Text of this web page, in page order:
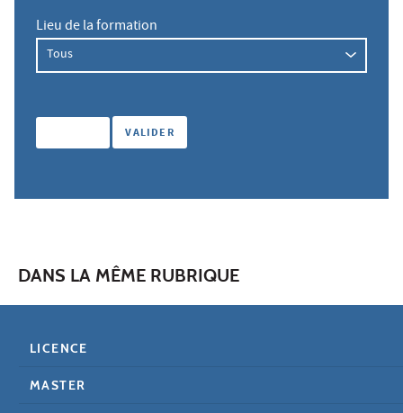
Lieu de la formation
DANS LA MÊME RUBRIQUE
LICENCE
MASTER